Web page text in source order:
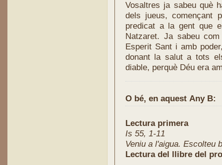
Vosaltres ja sabeu què
dels jueus, començant
predicat a la gent que
Natzaret. Ja sabeu
Esperit Sant i amb
donant la salut a tots
diable, perquè Déu era
O bé, en aquest Any B:
Lectura primera
Is 55, 1-11
Veniu a l'aigua. Escolteu
Lectura del llibre del